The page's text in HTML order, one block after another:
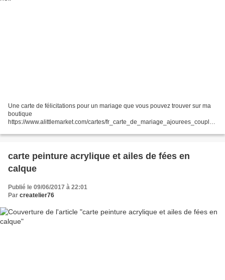
Une carte de félicitations pour un mariage que vous pouvez trouver sur ma
boutique
https://www.alittlemarket.com/cartes/fr_carte_de_mariage_ajourees_couple_
carte peinture acrylique et ailes de fées en
calque
Publié le 09/06/2017 à 22:01
Par createlier76